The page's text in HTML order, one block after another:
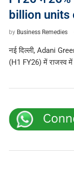
billion units
by Business Remedies
नई दिल्ली, Adani
(H1 FY26) में राजस्व में